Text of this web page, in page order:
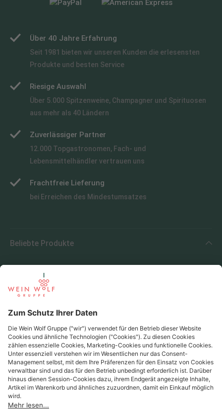
Über 40 Jahre Erfahrung
Seit 1981 bieten wir unseren Kunden die erlesensten
Produkte und besten Service
Riesige Auswahl
Über 5.000 Spitzenweine, Champagner und Spirituosen
aus mehr als 40 Ländern
Zuverlässiger Partner
12.000 Topgastronomen, Fach- und
Lebensmittelhändler vertrauen uns
Frachtfreie Lieferung
bei Erreichen des Mindestumsatzes
Beliebte Produkte
Beliebte Regionen
Beliebte Produzenten
Wein Wolf
Wein Wolf GmbH